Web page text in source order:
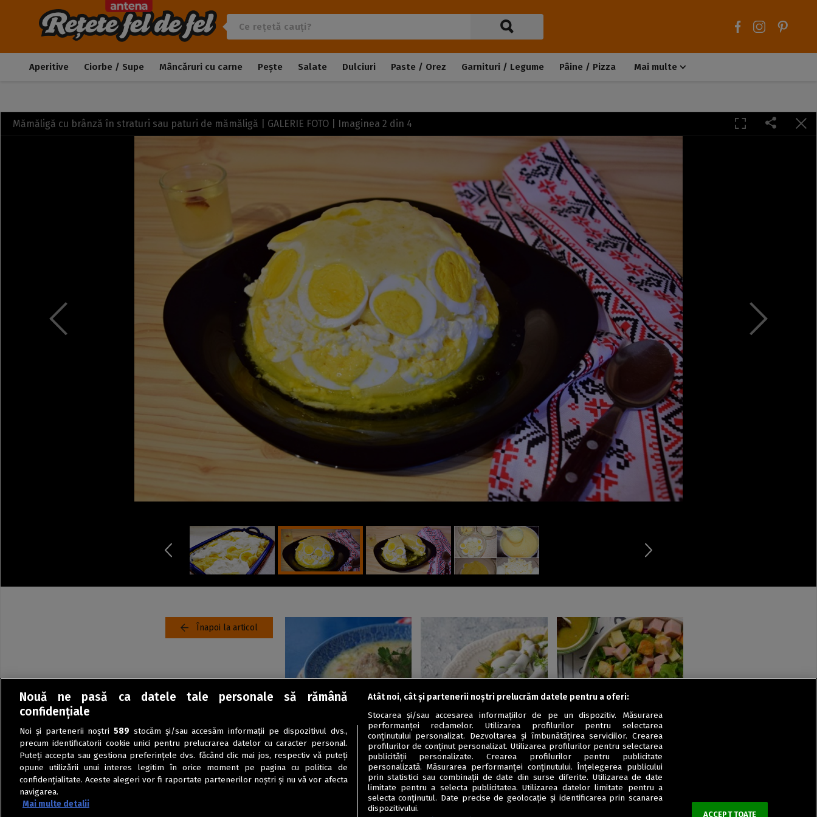
Aperitive Ciorbe / Supe Mâncăruri cu carne Pește Salate Dulciuri Paste / Orez Garnituri / Legume Pâine / Pizza Mai multe
Chiteluțe / Carne tocată
Rețete de bază
Selecții rețete
Trucuri și sfaturi culinare
Rețete fel de fel de la
prieteni
Rețete pentru Valentine’s
Day / Dragobete și 1 Martie
Conserve
Băuturi
Rețete de post
Ricette in italiano
Mămăligă cu brânză în straturi sau paturi de mămăligă | GALERIE FOTO | Imaginea 2 din 4
Înapoi la articol
Ciorbe / Supe
Ciorbă de perișoare dreasă
cu smântână și ou
Garnituri / Legume
Fasole păstăi cu smântână și
mărar
Salate
Salată cu șuncă, brânză și
crutoane
Nouă ne pasă ca datele tale personale să rămână
confidențiale
Noi și partenerii noștri589 stocăm și/sau accesăm informații pe dispozitivul dvs.,
precum identificatorii cookie unici pentru prelucrarea datelor cu caracter personal.
Puteți accepta sau gestiona preferințele dvs. făcând clic mai jos, respectiv vă puteți
opune utilizării unui interes legitim în orice moment pe pagina cu politica de
confidențialitate. Aceste alegeri vor fi raportate partenerilor noștri și nu vă vor afecta
navigarea.
Mai multe detalii
Atât noi, cât și partenerii noștri prelucrăm datele pentru a oferi:
Stocarea și/sau accesarea informațiilor de pe un dispozitiv. Măsurarea
performanței reclamelor. Utilizarea profilurilor pentru selectarea
conținutului personalizat. Dezvoltarea și îmbunătățirea serviciilor. Crearea
profilurilor de conținut personalizat. Utilizarea profilurilor pentru selectarea
publicității personalizate. Crearea profilurilor pentru publicitate
personalizată. Măsurarea performanței conținutului. Înțelegerea publicului
prin statistici sau combinații de date din surse diferite. Utilizarea de date
limitate pentru a selecta publicitatea. Utilizarea datelor limitate pentru a
selecta conținutul. Date precise de geolocație și identificarea prin scanarea
dispozitivului.
ACCEPT TOATE